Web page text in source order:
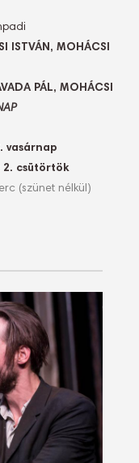
ISTVÁN, MOHÁCSI
PÁL, MOHÁCSI
vasárnap
2. csütörtök
(szünet nélkül)